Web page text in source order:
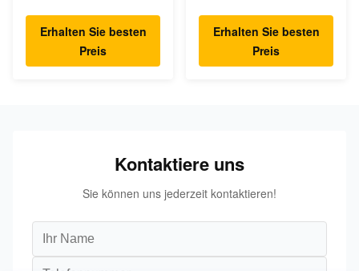
Erhalten Sie besten
Preis
USB Typ C Hub
Erhalten Sie besten
Preis
Kontaktiere uns
Sie können uns jederzeit kontaktieren!